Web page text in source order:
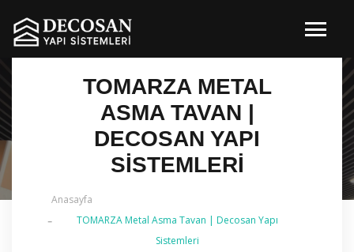
TOMARZA METAL
ASMA TAVAN |
DECOSAN YAPI
SISTEMLERI
Anasayfa
TOMARZA Metal Asma Tavan | Decosan Yapı
Sistemleri
✔ 2026 Güncel — İstanbul Genelinde Metal Asma